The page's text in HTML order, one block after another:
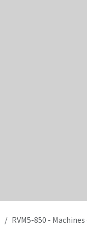
RVM5-850 -